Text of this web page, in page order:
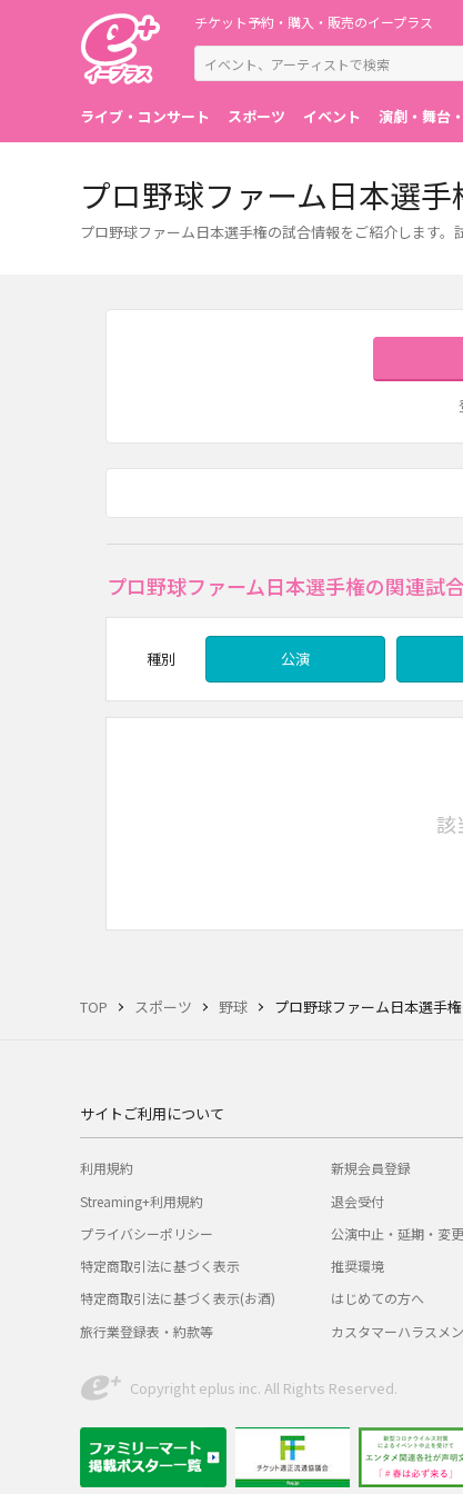
チケット予約・購入・販売のイープラス
ライブ・コンサート スポーツ イベント 演劇・舞台
TOP スポーツ 野球 プロ野球ファーム日本選手
プロ野球ファーム日本選
プロ野球ファーム日本選手権の試合情報をご紹介します
プロ野球ファーム日本選手権の関連試
種別 公演
該
サイトご利用について
利用規約
Streaming+利用規約
プライバシーポリシー
特定商取引法に基づく表示
特定商取引法に基づく表示(お酒)
旅行業登録表・約款等
新規会員登録
退会受付
公演中止・延期・変更
推奨環境
はじめての方へ
カスタマーハラスメ
Copyright eplus inc. All Rights Reserved.